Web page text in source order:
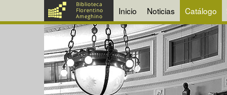
Inicio Noticias Catálogo